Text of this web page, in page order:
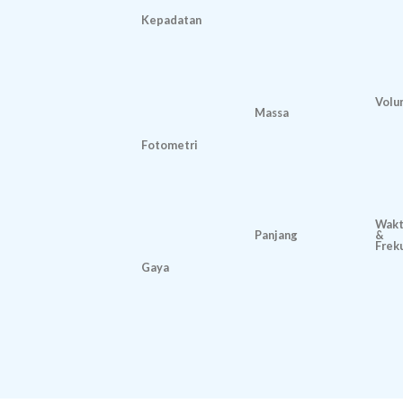
Kepadatan
Fotometri
Gaya
Massa
Panjang &